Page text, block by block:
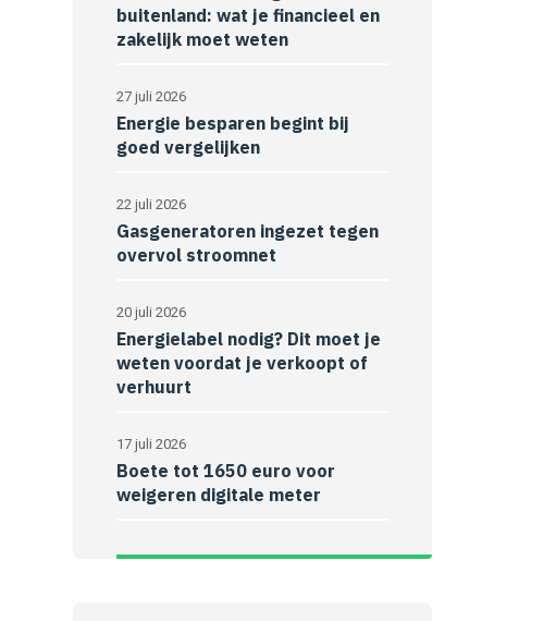
buitenland: wat je financieel en
zakelijk moet weten
27 juli 2026
Energie besparen begint bij
goed vergelijken
22 juli 2026
Gasgeneratoren ingezet tegen
overvol stroomnet
20 juli 2026
Energielabel nodig? Dit moet je
weten voordat je verkoopt of
verhuurt
17 juli 2026
Boete tot 1650 euro voor
weigeren digitale meter